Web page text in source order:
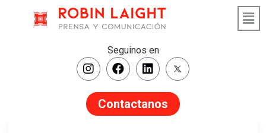
Seguinos en
Contactanos